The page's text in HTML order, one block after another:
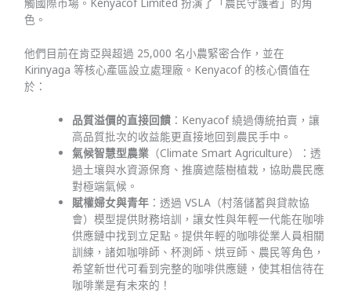
色。
他們目前在肯亞與超過 25,000 名小農緊密合作，並在
Kirinyaga 等核心產區設立處理廠。Kenyacof 的核心價值在
於：
品質溢價的直接回饋 ：Kenyacof 繞過傳統拍賣，讓
高品質批次的收益能更直接地回到農民手中。
氣候智慧型農業 （Climate Smart Agriculture）：透
過土壤與水資源保育、推廣遮蔭樹植栽，協助農民應
對極端氣候。
賦權婦女與青年 ：透過 VSLA（村落儲蓄與貸款協
會）模型提供財務培訓，讓女性與年輕一代能在咖啡
供應鏈中找到立足點。提供年輕的咖啡從業人員相關
訓練，諸如咖啡師、杯測師、烘豆師、農民等角色，
希望新世代可看到完整的咖啡供應鏈，使其相信待在
咖啡業是有未來的！